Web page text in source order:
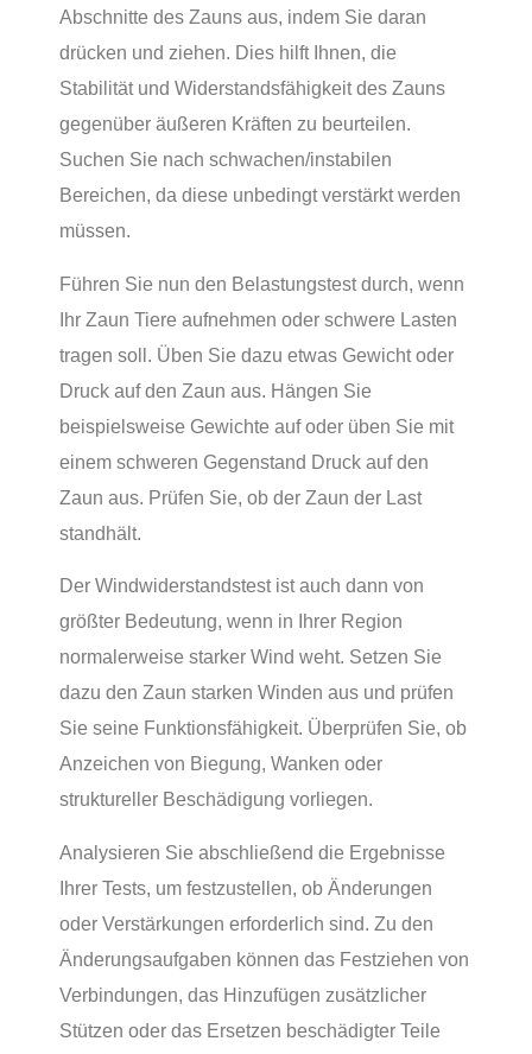
Abschnitte des Zauns aus, indem Sie daran
drücken und ziehen. Dies hilft Ihnen, die
Stabilität und Widerstandsfähigkeit des Zauns
gegenüber äußeren Kräften zu beurteilen.
Suchen Sie nach schwachen/instabilen
Bereichen, da diese unbedingt verstärkt werden
müssen.
Führen Sie nun den Belastungstest durch, wenn
Ihr Zaun Tiere aufnehmen oder schwere Lasten
tragen soll. Üben Sie dazu etwas Gewicht oder
Druck auf den Zaun aus. Hängen Sie
beispielsweise Gewichte auf oder üben Sie mit
einem schweren Gegenstand Druck auf den
Zaun aus. Prüfen Sie, ob der Zaun der Last
standhält.
Der Windwiderstandstest ist auch dann von
größter Bedeutung, wenn in Ihrer Region
normalerweise starker Wind weht. Setzen Sie
dazu den Zaun starken Winden aus und prüfen
Sie seine Funktionsfähigkeit. Überprüfen Sie, ob
Anzeichen von Biegung, Wanken oder
struktureller Beschädigung vorliegen.
Analysieren Sie abschließend die Ergebnisse
Ihrer Tests, um festzustellen, ob Änderungen
oder Verstärkungen erforderlich sind. Zu den
Änderungsaufgaben können das Festziehen von
Verbindungen, das Hinzufügen zusätzlicher
Stützen oder das Ersetzen beschädigter Teile